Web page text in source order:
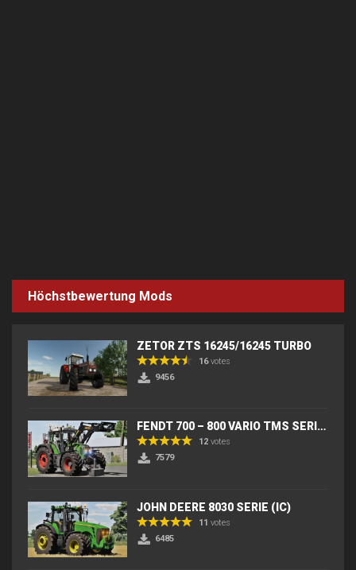
Höchstbewertung Mods
ZETOR ZTS 16245/16245 TURBO
16votes
9456
FENDT 700 – 800 VARIO TMS SERIES (IC) V2
12 votes
7579
JOHN DEERE 8030 SERIE (IC)
11 votes
6485